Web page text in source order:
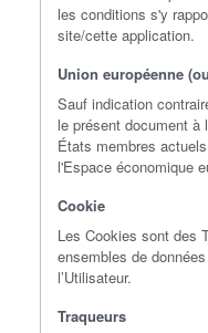
les conditions s'y
site/cette application.
Union européenne
Sauf indication
le présent document à
États membres
l'Espace économique
Cookie
Les Cookies sont des
ensembles de
l’Utilisateur.
Traqueurs